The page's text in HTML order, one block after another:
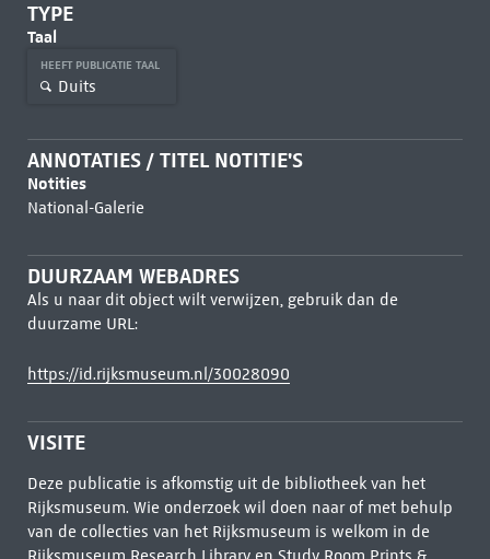
TYPE
Taal
HEEFT PUBLICATIE TAAL
Duits
ANNOTATIES / TITEL NOTITIE'S
Notities
National-Galerie
DUURZAAM WEBADRES
Als u naar dit object wilt verwijzen, gebruik dan de
duurzame URL:
https://id.rijksmuseum.nl/30028090
VISITE
Deze publicatie is afkomstig uit de bibliotheek van het
Rijksmuseum. Wie onderzoek wil doen naar of met behulp
van de collecties van het Rijksmuseum is welkom in de